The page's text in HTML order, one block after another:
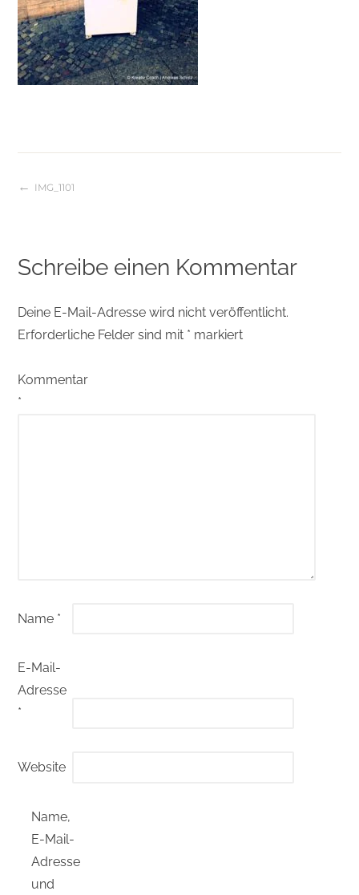
Beitragsnavigation
IMG_1101
Schreibe einen Kommentar
Deine E-Mail-Adresse wird nicht veröffentlicht.
Erforderliche Felder sind mit * markiert
Kommentar
*
Name *
E-Mail-
Adresse
*
Website
Name,
E-Mail-
Adresse
und